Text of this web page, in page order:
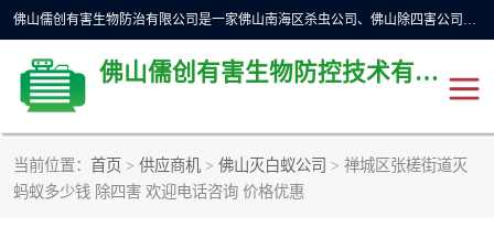
佛山儒创有害生物防治有限公司是一家佛山南海区杀虫公司、佛山除四害公司、佛山灭白蚁公司、佛山白蚁防治公司，让您远离虫害困扰。要问佛山白蚁防治哪家好？佛山儒创有害生物防治有限公司全佛山、广州，正规公司，上门勘查，可靠，售后有保障。
佛山儒创有害生物防控技术有限公司
当前位置： 首页 > 供应商机 > 佛山灭白蚁公司 > 禅城区张槎街道灭
蚂蚁多少钱 除四害 欢迎电话咨询 价格优惠
除四害公司 佛山杀虫